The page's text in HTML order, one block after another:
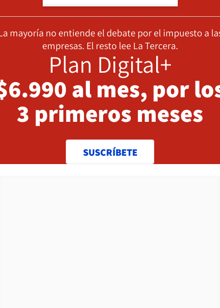
mayoría no entiende el debate por el impuesto a
empresas. El resto lee La Tercera.
Plan Digital+
al mes, por
3 primeros meses
SUSCRÍBETE